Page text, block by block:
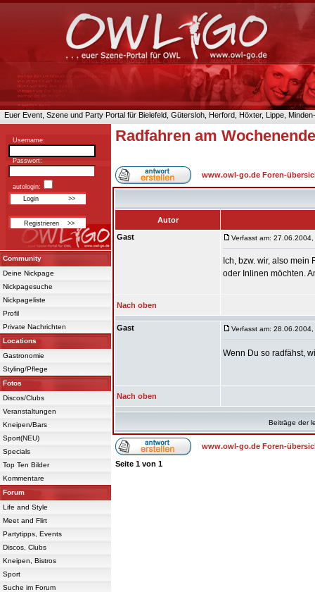
Euer Event, Szene und Party Portal für Bielefeld, Gütersloh, Herford, Höxter, Lippe,
Username:
Passwort:
autologin:
Community
Deine Nickpage
Nickpagesuche
Nickpageliste
Profil
Private Nachrichten
Locations
Gastronomie
Styling/Pflege
Fotos
Discos/Clubs
Veranstaltungen
Kneipen/Bars
Sport(NEU)
Specials
Top Ten Bilder
Kommentare
Forum
Life and Style
Meet and Flirt
Partytipps, Events
Discos, Clubs
Kneipen, Bistros
Sport
Suche im Forum
Radfahren am Wochenende
www.owl-go.de Foren-
Autor
Gast
Verfasst am:
Ich, bzw. wir, also
oder Inlinen möchten.
Nach oben
Gast Verfasst am:
Wenn Du so radfähst,
Nach oben
Beiträge der
www.owl-go.de Foren-
Seite 1 von 1